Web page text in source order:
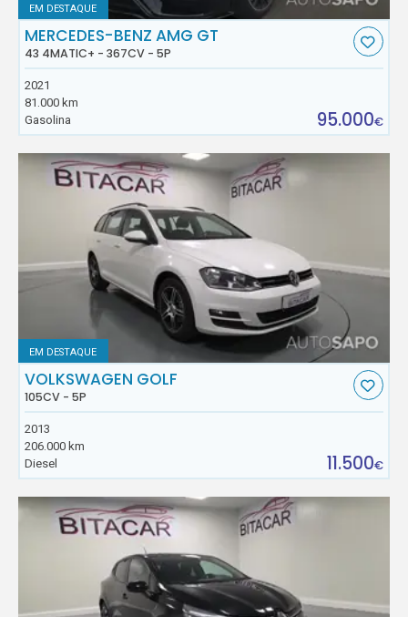
EM DESTAQUE
MERCEDES-BENZ AMG GT
43 4MATIC+ - 367CV - 5P
2021
81.000 km
Gasolina
95.000€
EM DESTAQUE
VOLKSWAGEN GOLF
105CV - 5P
2013
206.000 km
Diesel
11.500€